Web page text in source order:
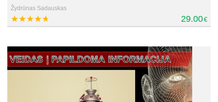
Žydrūnas Sadauskas
29.00€